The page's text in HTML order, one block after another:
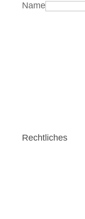
Name
Rechtliches